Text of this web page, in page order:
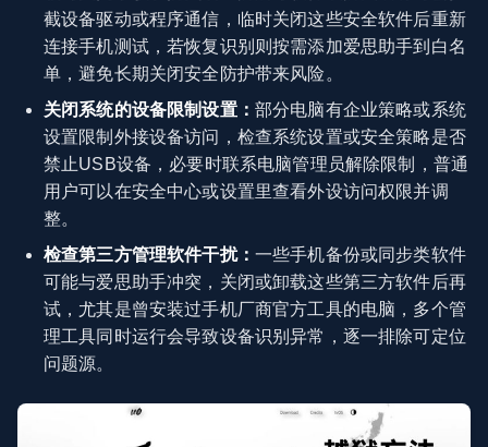
截设备驱动或程序通信，临时关闭这些安全软件后重新
连接手机测试，若恢复识别则按需添加爱思助手到白名
单，避免长期关闭安全防护带来风险。
关闭系统的设备限制设置： 部分电脑有企业策略或系统
设置限制外接设备访问，检查系统设置或安全策略是否
禁止USB设备，必要时联系电脑管理员解除限制，普通
用户可以在安全中心或设置里查看外设访问权限并调
整。
检查第三方管理软件干扰： 一些手机备份或同步类软件
可能与爱思助手冲突，关闭或卸载这些第三方软件后再
试，尤其是曾安装过手机厂商官方工具的电脑，多个管
理工具同时运行会导致设备识别异常，逐一排除可定位
问题源。